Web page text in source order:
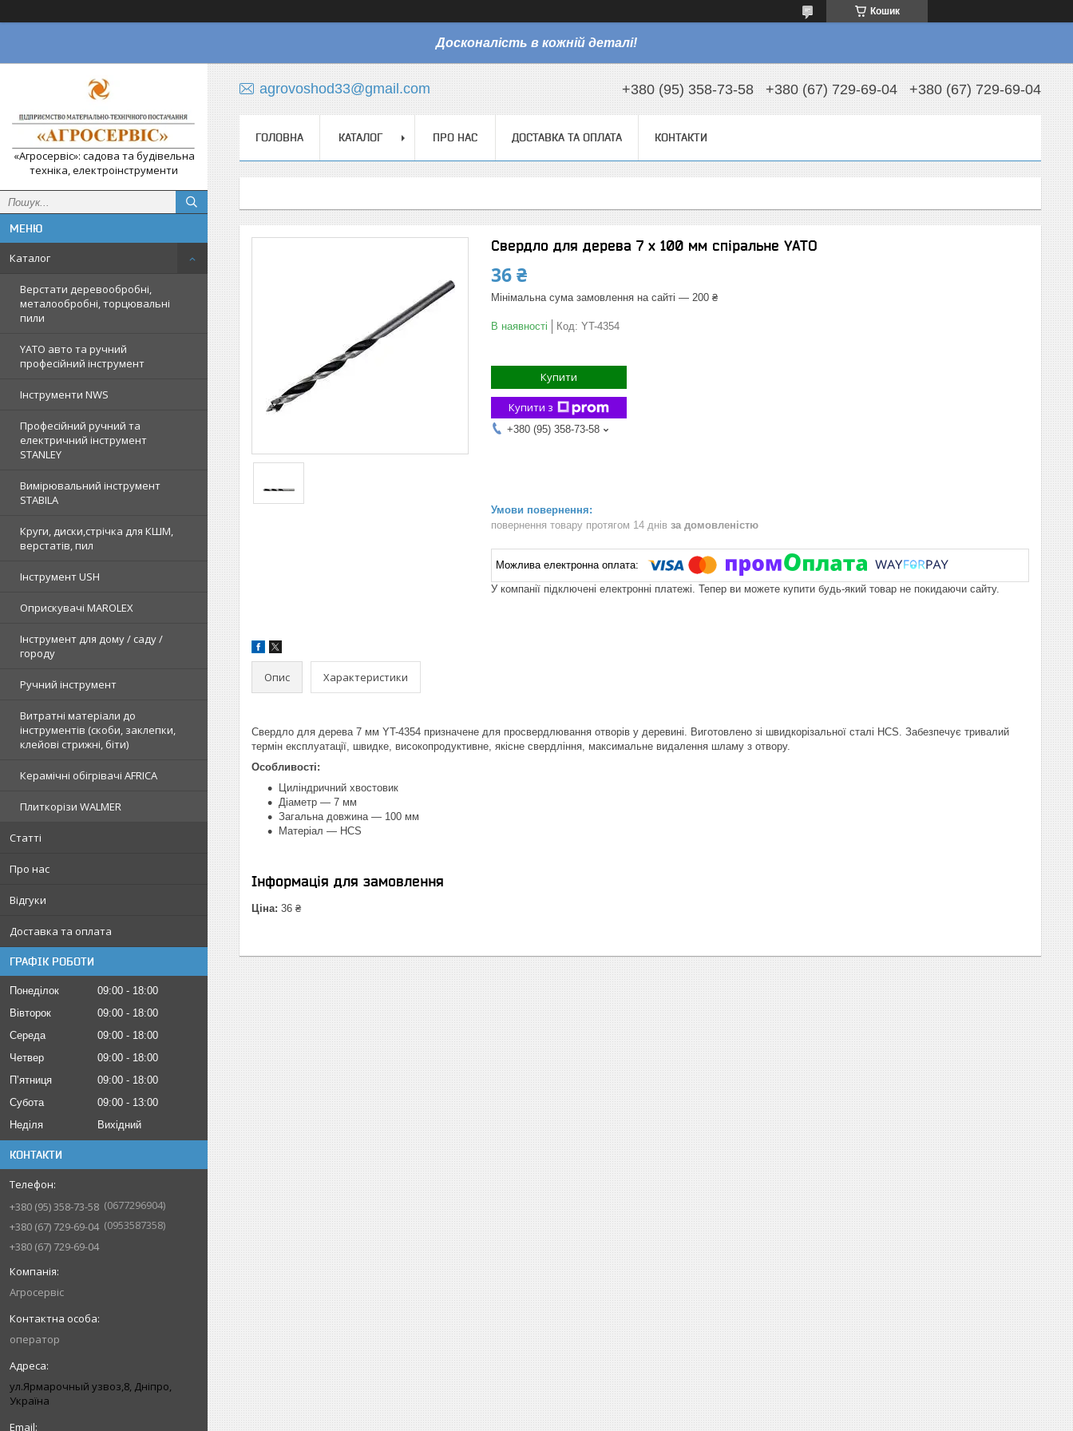
Кошик
Досконалість в кожній деталі!
«Агросервіс»: садова та будівельна
техніка, електроінструменти
Каталог
Верстати деревообробні,
металообробні, торцювальні
пили
YATO авто та ручний
професійний інструмент
Інструменти NWS
Професійний ручний та
електричний інструмент
STANLEY
Вимірювальний інструмент
STABILA
Круги, диски,стрічка для КШМ,
верстатів, пил
Інструмент USH
Оприскувачі MAROLEX
Інструмент для дому / саду /
городу
Ручний інструмент
Витратні матеріали до
інструментів (скоби, заклепки,
клейові стрижні, біти)
Керамічні обігрівачі AFRICA
Плиткорізи WALMER
Статті
Про нас
Відгуки
Доставка та оплата
ГРАФІК РОБОТИ
Понеділок 09:00
18:00
Вівторок
09:00
18:00
Середа
09:00
18:00
Четвер
09:00
18:00
Пʼятниця
09:00
18:00
Субота
09:00
13:00
Неділя
Вихідний
КОНТАКТИ
+380 (95) 358-73-58
0677296904
+380 (67) 729-69-04
0953587358
+380 (67) 729-69-04
Агросервіс
оператор
ул.Ярмарочный узвоз,8, Дніпро,
Україна
agrovoshod33@gmail.com +380 (95) 358-73-58 +380 (67) 729-69-04 +380 (67) 729-69-04
ГОЛОВНА КАТАЛОГ ПРО НАС ДОСТАВКА ТА ОПЛАТА КОНТАКТИ
Свердло для дерева 7 х 100 мм спіральне YATO
36 ₴
Мінімальна сума замовлення на сайті — 200 ₴
В наявності Код: YT-4354
Купити
Купити з
+380 (95) 358-73-58
повернення товару протягом 14 днів за домовленістю
У компанії підключені електронні платежі. Тепер ви можете купити будь-який товар не покидаючи сайту.
Опис Характеристики
Свердло для дерева 7 мм YT-4354 призначене для просвердлювання отворів у деревині. Виготовлено зі швидкорізальної сталі HCS. Забезпечує тривалий
термін експлуатації, швидке, високопродуктивне, якісне свердління, максимальне видалення шламу з отвору.
Особливості:
Циліндричний хвостовик
Діаметр — 7 мм
Загальна довжина — 100 мм
Матеріал — HCS
Інформація для замовлення
Ціна: 36 ₴